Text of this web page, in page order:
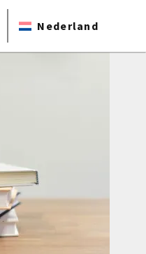
Nederland